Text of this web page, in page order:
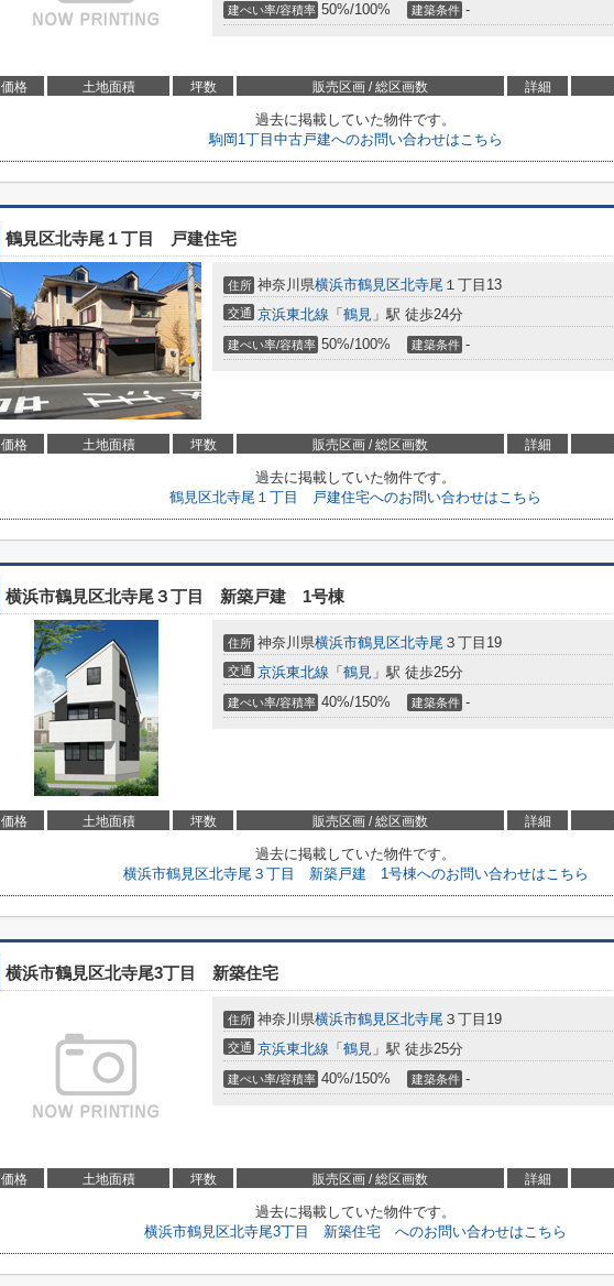
建ぺい率/容積率 50%/100% 建築条件 -
価格 土地面積 坪数 販売区画 / 総区画数 詳細
過去に掲載していた物件です。
駒岡1丁目中古戸建へのお問い合わせはこちら
鶴見区北寺尾１丁目 戸建住宅
住所 神奈川県横浜市鶴見区北寺尾 １丁目13
交通 京浜東北線 「 鶴見 」駅 徒歩24分
建ぺい率/容積率 50%/100% 建築条件 -
価格 土地面積 坪数 販売区画 / 総区画数 詳細
過去に掲載していた物件です。
鶴見区北寺尾１丁目 戸建住宅へのお問い合わせはこちら
横浜市鶴見区北寺尾３丁目 新築戸建 1号棟
住所 神奈川県横浜市鶴見区北寺尾 ３丁目19
交通 京浜東北線 「 鶴見 」駅 徒歩25分
建ぺい率/容積率 40%/150% 建築条件 -
価格 土地面積 坪数 販売区画 / 総区画数 詳細
過去に掲載していた物件です。
横浜市鶴見区北寺尾３丁目 新築戸建 1号棟へのお問い合わせはこちら
横浜市鶴見区北寺尾3丁目 新築住宅
住所 神奈川県横浜市鶴見区北寺尾 ３丁目19
交通 京浜東北線 「 鶴見 」駅 徒歩25分
建ぺい率/容積率 40%/150% 建築条件 -
価格 土地面積 坪数 販売区画 / 総区画数 詳細
過去に掲載していた物件です。
横浜市鶴見区北寺尾3丁目 新築住宅 へのお問い合わせはこちら